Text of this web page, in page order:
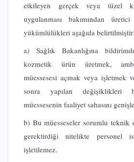
etkileyen gerçek veya tüzel
uygulanması bakımından
yükümlülükleri aşağıda belirtilmiştir:
a) Sağlık Bakanlığına
kozmetik ürün üretmek,
müessesesi açmak veya işletmek
sonra yapılan değişiklikleri
müessesenin faaliyet sahasını
b) Bu müesseseler sorumlu teknik
gerektirdiği nitelikte personel
işletilemez.